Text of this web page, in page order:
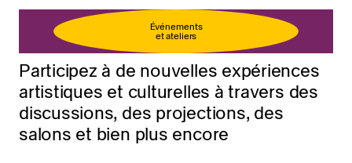
Événements
et ateliers
Participez à de nouvelles expériences
artistiques et culturelles à travers des
discussions, des projections, des
salons et bien plus encore